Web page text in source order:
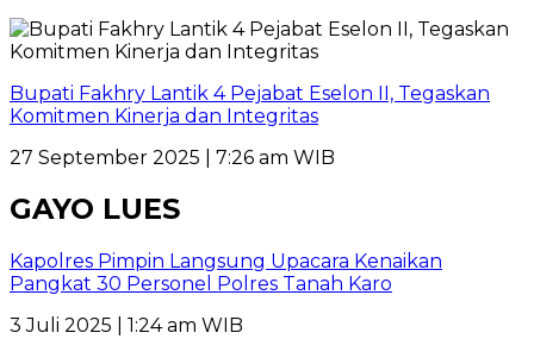
Bupati Fakhry Lantik 4 Pejabat Eselon II, Tegaskan
Komitmen Kinerja dan Integritas
27 September 2025 | 7:26 am WIB
GAYO LUES
Kapolres Pimpin Langsung Upacara Kenaikan
Pangkat 30 Personel Polres Tanah Karo
3 Juli 2025 | 1:24 am WIB